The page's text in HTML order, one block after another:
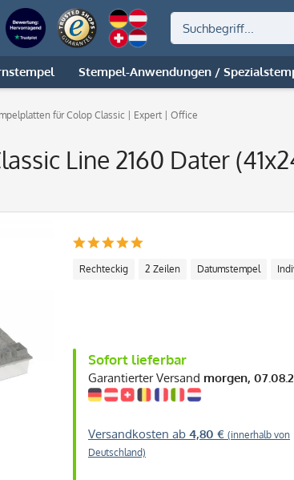
Stempel-Anwendungen /
für Colop Classic | Expert | Office
Line 2160 Dater
Rechteckig 2 Zeilen Datumstempel
Sofort lieferbar
Garantierter Versand morgen,
Versandkosten ab 4,80 € (innerhalb von
Deutschland)